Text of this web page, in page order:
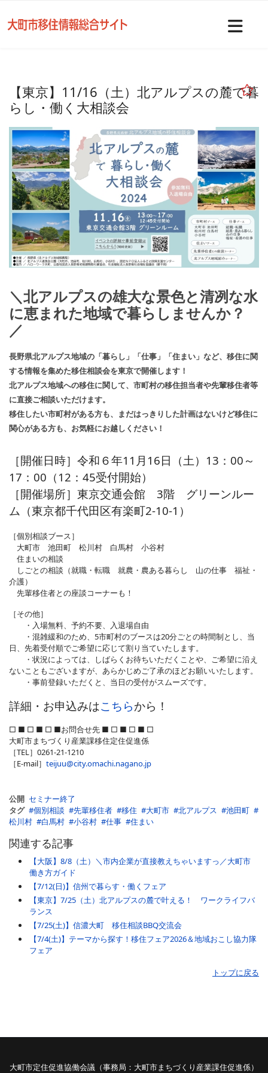
【東京】11/16（土）北アルプスの麓で暮
らし・働く大相談会
＼北アルプスの雄大な景色と清冽な水
に恵まれた地域で暮らしませんか？
／
長野県北アルプス地域の「暮らし」「仕事」「住まい」など、移住に関
する情報を集めた移住相談会を東京で開催します！
北アルプス地域への移住に関して、市町村の移住担当者や先輩移住者等
に直接ご相談いただけます。
移住したい市町村がある方も、まだはっきりした計画はないけど移住に
関心がある方も、お気軽にお越しください！
［開催日時］令和６年11月16日（土）13：00～
17：00（12：45受付開始）
［開催場所］東京交通会館 3階 グリーンルー
ム（東京都千代田区有楽町2-10-1）
［個別相談ブース］
大町市 池田町 松川村 白馬村 小谷村
住まいの相談
しごとの相談（就職・転職 就農・農ある暮らし 山の仕事 福祉・
介護）
先輩移住者との座談コーナーも！
［その他］
・入場無料、予約不要、入退場自由
・混雑緩和のため、5市町村のブースは20分ごとの時間制とし、当
日、先着受付順でご希望に応じて割り当ていたします。
・状況によっては、しばらくお待ちいただくことや、ご希望に沿え
ないこともございますが、あらかじめご了承のほどお願いいたします。
・事前登録いただくと、当日の受付がスムーズです。
詳細・お申込みはこちらから！
□ ■ □ ■ □ ■お問合せ先 ■ □ ■ □ ■ □
大町市まちづくり産業課移住定住促進係
［TEL］0261-21-1210
［E-mail］ teijuu@city.omachi.nagano.jp
公開 セミナー終了
タグ
個別相談 先輩移住者 移住 大町市 北アルプス
池田町
松川村
白馬村 小谷村 仕事 住まい
関連する記事
【大阪】8/8（土）＼市内企業が直接教えちゃいますっ／大町市
働き方ガイド
【7/12(日)】信州で暮らす・働くフェア
【東京】7/25（土）北アルプスの麓で叶える！ ワークライフバ
ランス
【7/25(土)】信濃大町 移住相談BBQ交流会
【7/4(土)】テーマから探す！移住フェア2026＆地域おこし協力隊
フェア
トップに戻る
大町市定住促進協働会議（事務局：大町市まちづくり産業課住促進係）